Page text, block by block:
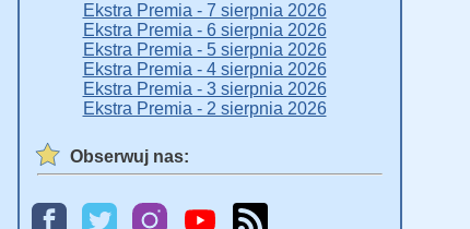
Ekstra Premia - 7 sierpnia 2026
Ekstra Premia - 6 sierpnia 2026
Ekstra Premia - 5 sierpnia 2026
Ekstra Premia - 4 sierpnia 2026
Ekstra Premia - 3 sierpnia 2026
Ekstra Premia - 2 sierpnia 2026
Obserwuj nas: